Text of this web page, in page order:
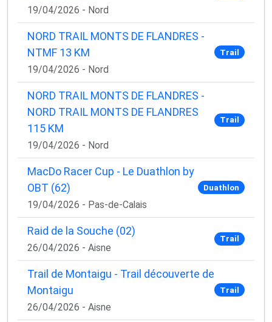
19/04/2026 - Nord
NORD TRAIL MONTS DE FLANDRES -
NTMF 13 KM
19/04/2026 - Nord
Trail
NORD TRAIL MONTS DE FLANDRES -
NORD TRAIL MONTS DE FLANDRES
115 KM
19/04/2026 - Nord
Trail
MacDo Racer Cup - Le Duathlon by
OBT (62)
19/04/2026 - Pas-de-Calais
Duathlon
Raid de la Souche (02)
26/04/2026 - Aisne
Trail
Trail de Montaigu - Trail découverte de
Montaigu
26/04/2026 - Aisne
Trail